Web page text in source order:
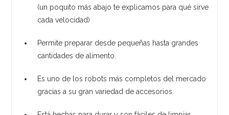
(un poquito más abajo te explicamos para qué sirve
cada velocidad)
Permite preparar desde pequeñas hasta grandes
cantidades de alimento.
Es uno de los robots más completos del mercado
gracias a su gran variedad de accesorios.